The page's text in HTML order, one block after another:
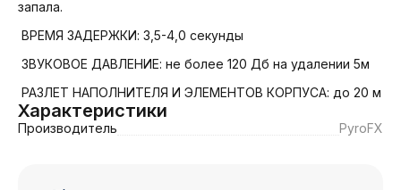
запала.
РАЗЛЕТ НАПОЛНИТЕЛЯ И ЭЛЕМЕНТОВ КОРПУСА: до 20 м
Характеристики
Производитель PyroFX